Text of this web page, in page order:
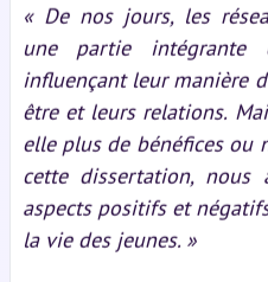
« De nos jours, les
une partie
influençant leur manière
être et leurs relations.
elle plus de bénéfices ou
cette dissertation,
aspects positifs et
la vie des jeunes. »